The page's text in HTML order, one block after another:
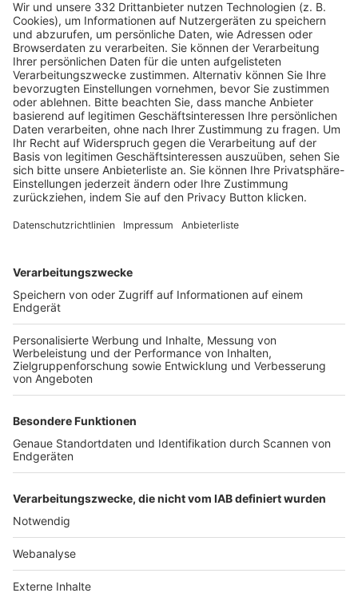
Pässe und Vereinswechsel
Trainerausbildung
Schulungsangebot Vereinsmitarbeiter
BFV-Geschäftsstellen
Trainerbörse
Login SpielPlus
FOLGE DEM BFV
TOP-VEREINE
TOP-PARTNER
Nutzungsbedingungen Datenschutz Impressum